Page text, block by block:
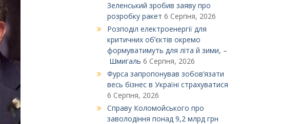
Зеленський зробив заяву про
розробку ракет 6 Серпня, 2026
Розподіл електроенергії для
критичних обʼєктів окремо
формуватимуть для літа й зими, –
Шмигаль 6 Серпня, 2026
Фурса запропонував зобов’язати
весь бізнес в Україні страхуватися
6 Серпня, 2026
Справу Коломойського про
заволодіння понад 9,2 млрд грн